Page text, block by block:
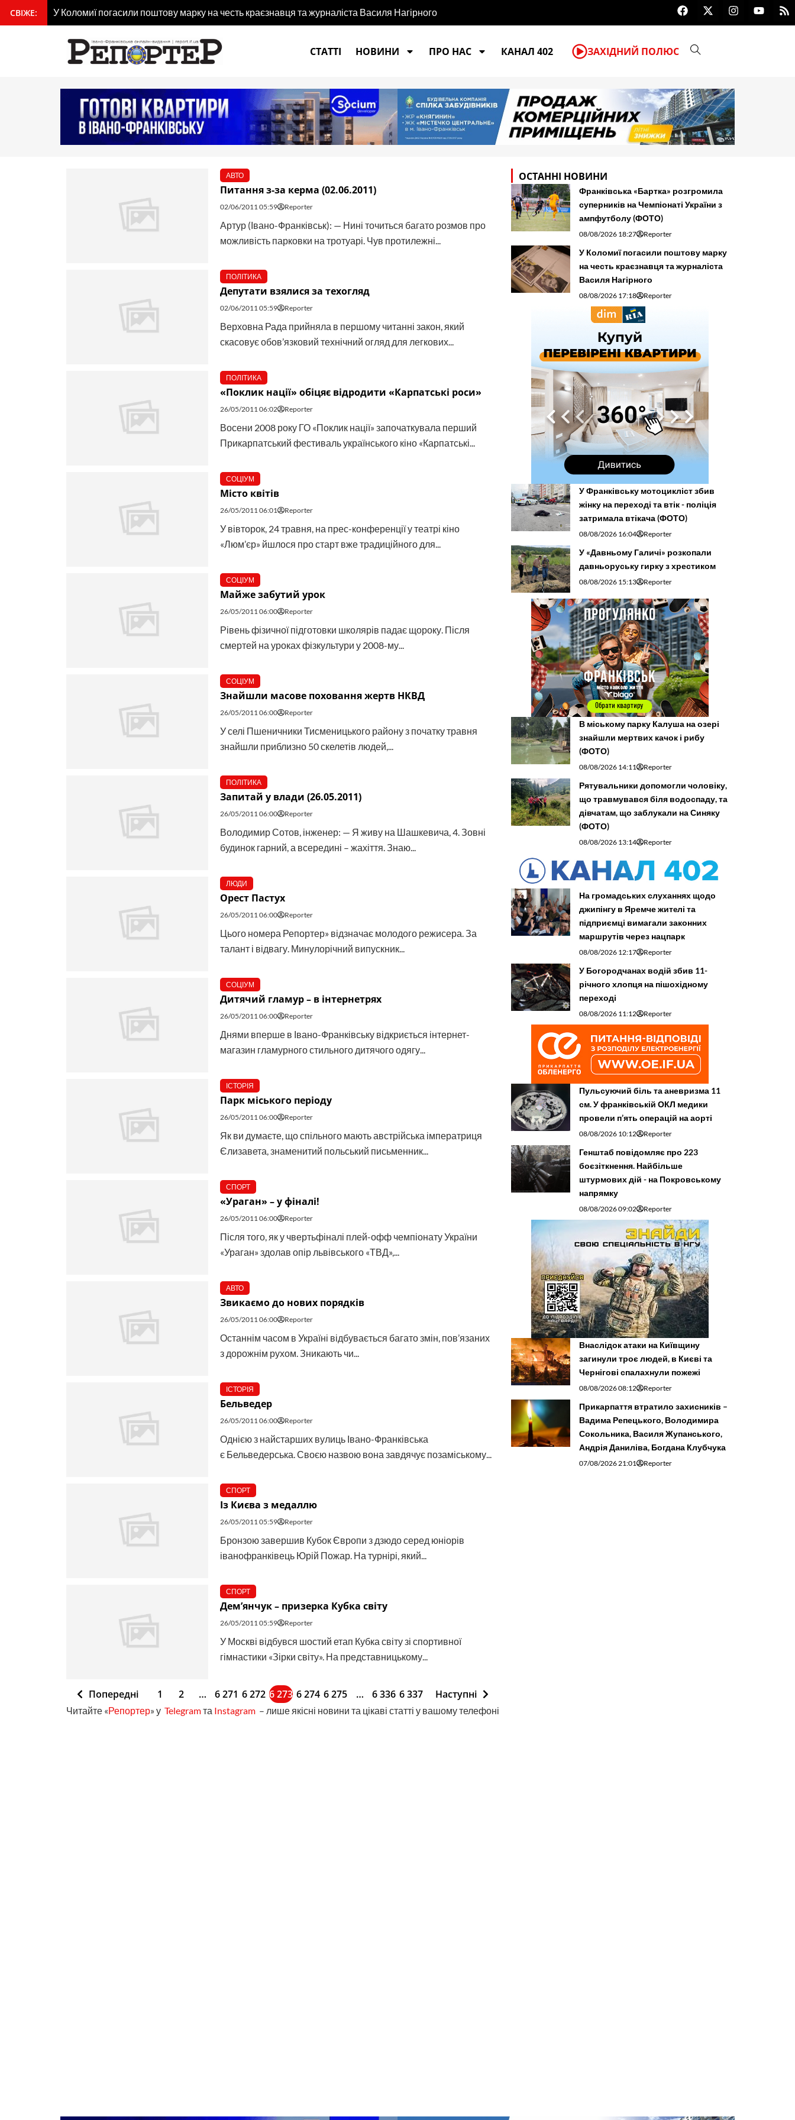
вмісту
СВІЖЕ: У Коломиї погасили поштову марку на честь краєзнавця та журналіста Василя Нагірного У Франківську мотоцикліст
F
a
c
X
-
t
r
I
n
s
m
Y
o
u
R
s
s
СТАТТІ
НОВИНИ ПРО НАС КАНАЛ 402 ЗАХІДНИЙ ПОЛЮС
АВТО
Питання з-за керма (02.06.2011)
02/06/2011 05:59 Reporter
Артур (Івано-Франківськ): — Нині точиться багато розмов про
можливість парковки на тротуарі. Чув протилежні...
ПОЛІТИКА
Депутати взялися за техогляд
02/06/2011 05:59 Reporter
Верховна Рада прийняла в першому читанні закон, який
скасовує обов’язковий технічний огляд для легкових...
ПОЛІТИКА
«Поклик нації» обіцяє відродити «Карпатські роси»
26/05/2011 06:02 Reporter
Восени 2008 року ГО «Поклик нації» започаткувала перший
Прикарпатський фестиваль українського кіно «Карпатські...
СОЦІУМ
Місто квітів
26/05/2011 06:01 Reporter
У вівторок, 24 травня, на прес-конференції у театрі кіно
«Люм’єр» йшлося про старт вже традиційного для...
СОЦІУМ
Майже забутий урок
26/05/2011 06:00 Reporter
Рівень фізичної підготовки школярів падає щороку. Після
смертей на уроках фізкультури у 2008-му...
СОЦІУМ
Знайшли масове поховання жертв НКВД
26/05/2011 06:00 Reporter
У селі Пшеничники Тисменицького району з початку травня
знайшли приблизно 50 скелетів людей,...
ПОЛІТИКА
Запитай у влади (26.05.2011)
26/05/2011 06:00 Reporter
Володимир Сотов, інженер: — Я живу на Шашкевича, 4. Зовні
будинок гарний, а всередині – жахіття. Знаю...
ЛЮДИ
Орест Пастух
26/05/2011 06:00 Reporter
Цього номера Репортер» відзначає молодого режисера. За
талант і відвагу. Минулорічний випускник...
СОЦІУМ
Дитячий гламур – в інтернетрях
26/05/2011 06:00 Reporter
Днями вперше в Івано-Фран­ківську відкриється інтернет-
магазин гламурного стильного дитячого одягу...
ІСТОРІЯ
Парк міського періоду
26/05/2011 06:00 Reporter
Як ви думаєте, що спільного мають австрійська імператриця
Єлизавета, знаменитий польський письменник...
СПОРТ
«Ураган» – у фіналі!
26/05/2011 06:00 Reporter
Після того, як у чвертьфіналі плей-офф чемпіонату України
«Ураган» здолав опір львівського «ТВД»,...
АВТО
Звикаємо до нових порядків
26/05/2011 06:00 Reporter
Останнім часом в Україні відбувається багато змін, пов’язаних
з дорожнім рухом. Зникають чи...
ІСТОРІЯ
Бельведер
26/05/2011 06:00 Reporter
Однією з найстарших вулиць Івано-Франківська
є Бельведерська. Своєю назвою вона завдячує позаміському...
СПОРТ
Із Києва з медаллю
26/05/2011 05:59 Reporter
Бронзою завершив Кубок Європи з дзюдо серед юніорів
іванофранківець Юрій Пожар. На турнірі, який...
СПОРТ
Дем’янчук – призерка Кубка світу
26/05/2011 05:59 Reporter
У Москві відбувся шостий етап Кубка світу зі спортивної
гімнастики «Зірки світу». На представницькому...
Попередні 1 2 … 6 271 6 272 6 273 6 274 6 275 … 6 336 6 337 Наступні
Читайте «Репортер» у Telegramта Instagram – лише якісні новини та цікаві статті у вашому телефоні
ОСТАННІ НОВИНИ
Франківська «Бартка» розгромила
суперників на Чемпіонаті України з
ампфутболу (ФОТО)
08/08/2026 18:27 Reporter
У Коломиї погасили поштову марку
на честь краєзнавця та журналіста
Василя Нагірного
08/08/2026 17:18 Reporter
У Франківську мотоцикліст збив
жінку на переході та втік - поліція
затримала втікача (ФОТО)
08/08/2026 16:04 Reporter
У «Давньому Галичі» розкопали
давньоруську гирку з хрестиком
08/08/2026 15:13 Reporter
В міському парку Калуша на озері
знайшли мертвих качок і рибу
(ФОТО)
08/08/2026 14:11 Reporter
Рятувальники допомогли чоловіку,
що травмувався біля водоспаду, та
дівчатам, що заблукали на Синяку
(ФОТО)
08/08/2026 13:14 Reporter
На громадських слуханнях щодо
джипінгу в Яремче житeлі та
підприємці вимагали законних
маршрутів через нацпарк
08/08/2026 12:17 Reporter
У Богородчанах водій збив 11-
річного хлопця на пішохідному
переході
08/08/2026 11:12 Reporter
Пульсуючий біль та аневризма 11
см. У франківській ОКЛ медики
провели п’ять операцій на аорті
08/08/2026 10:12 Reporter
Генштаб повідомляє про 223
боєзіткнення. Найбільше
штурмових дій - на Покровському
напрямку
08/08/2026 09:02 Reporter
Внаслідок атаки на Київщину
загинули троє людей, в Києві та
Чернігові спалахнули пожежі
08/08/2026 08:12 Reporter
Прикарпаття втратило захисників –
Вадима Репецького, Володимира
Сокольника, Василя Жупанського,
Андрія Даниліва, Богдана Клубчука
07/08/2026 21:01 Reporter